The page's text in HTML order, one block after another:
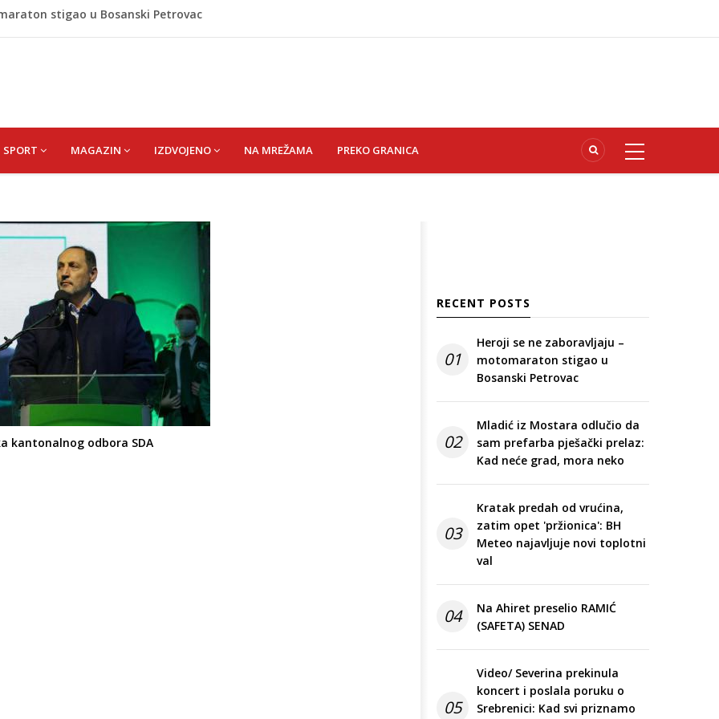
stigao u Bosanski Petrovac
pješački prelaz: Kad neće grad, mora neko
SPORT MAGAZIN IZDVOJENO NA MREŽAMA PREKO GRANICA
kantonalnog odbora SDA
RECENT POSTS
01
Heroji se ne zaboravljaju –
motomaraton stigao u
Bosanski Petrovac
02
Mladić iz Mostara odlučio da
sam prefarba pješački prelaz:
Kad neće grad, mora neko
03
Kratak predah od vrućina,
zatim opet 'pržionica': BH
Meteo najavljuje novi toplotni
val
04
Na Ahiret preselio RAMIĆ
(SAFETA) SENAD
05
Video/ Severina prekinula
koncert i poslala poruku o
Srebrenici: Kad svi priznamo